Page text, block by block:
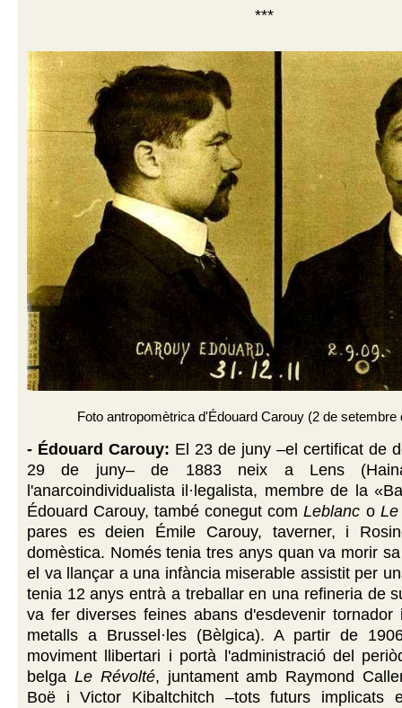
***
Foto antropomètrica d'Édouard Carouy (2 de setembre
- Édouard Carouy: El 23 de juny –el certificat de
29 de juny– de 1883 neix a Lens
l'anarcoindividualista il·legalista, membre de la
Édouard Carouy, també conegut comLeblanc o Le
pares es deien Émile Carouy, taverner, i
domèstica. Només tenia tres anys quan va morir
el va llançar a una infància miserable assistit per
tenia 12 anys entrà a treballar en una refineria de
va fer diverses feines abans d'esdevenir tornador
metalls a Brussel·les (Bèlgica). A partir de
moviment llibertari i portà l'administració del
belga Le Révolté, juntament amb Raymond
Boë i Victor Kibaltchitch –tots futurs implicats